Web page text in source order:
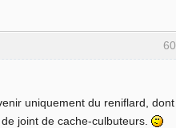
60
uniquement du reniflard, dont
joint de cache-culbuteurs.